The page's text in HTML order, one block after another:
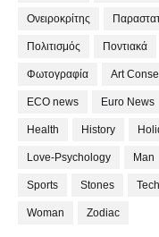
Ονειροκρίτης
Πολιτισμός Ποντιακά
Φωτογραφία Art
ECO news Euro News
Health History
Love-Psychology Man
Sports Stones
Woman Zodiac